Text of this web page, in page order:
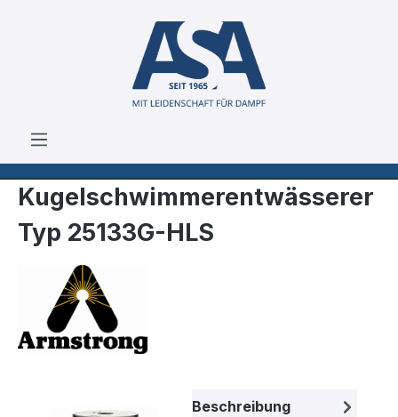
Zum Hauptinhalt springen
Kugelschwimmerentwässerer
Typ 25133G-HLS
Bildergalerie überspringenBeschreibung